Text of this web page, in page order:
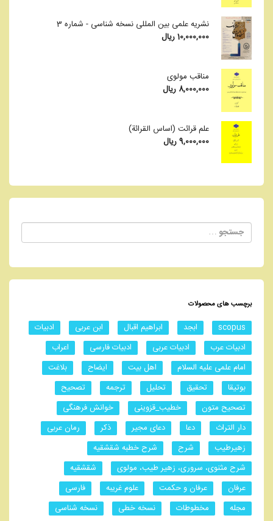
نشریه علمی بین المللی نسخه شناسی - شماره 3
10,000,000ریال
مناقب مولوی
8,000,000 ریال
علم قرائت (اساس القرائة)
9,000,000ریال
جستجو
برای:
برچسب های محصولات
scopus ابجد ابراهیم اقبال ابن عربی
ادبیات
ادبیات عرب
ادبیات عربی ادبیات فارسی
اعراب
امام علمی علیه السلام
اهل بیت ایضاح
بلاغت
بوتیقا
تحقیق تحلیل ترجمه
تصحیح
تصحیح متون
خطیب_قزوینی
خوانش فرهنگی
دار التراث
دعا دعای مجیر ذکر
رمان عربی
زهیرطیب
شرح
شرح خطبه شقشقیه
شرح مثنوی، سروری، زهیر طیب، مولوی
شقشقیه
عرفان
عرفان و حکمت علوم غریبه
فارسی
مجله
مخطوطات نسخه خطی
نسخه شناسی